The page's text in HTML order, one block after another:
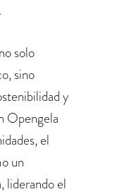
solo
sino
y
Opengela
el
un
liderando el